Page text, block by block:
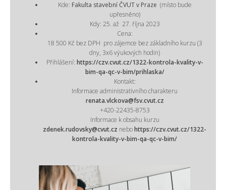
Kde: Fakulta stavební ČVUT v Praze (místo bude
upřesněno)
Kdy: 25. až 27. října 2023
Cena:
18 500 Kč bez DPH pro zájemce bez základního kurzu (3
dny, 3x6 výukových hodin)
Přihlášení: https://czv.cvut.cz/1322-kontrola-kvality-v-
bim-qa-qc-v-bim/prihlaska/
Kontakt:
Informace administrativního charakteru
renata.vlckova@fsv.cvut.cz
+420-22435-8753
Informace k obsahu kurzu
zdenek.rudovsky@cvut.cz nebohttps://czv.cvut.cz/1322-
kontrola-kvality-v-bim-qa-qc-v-bim/